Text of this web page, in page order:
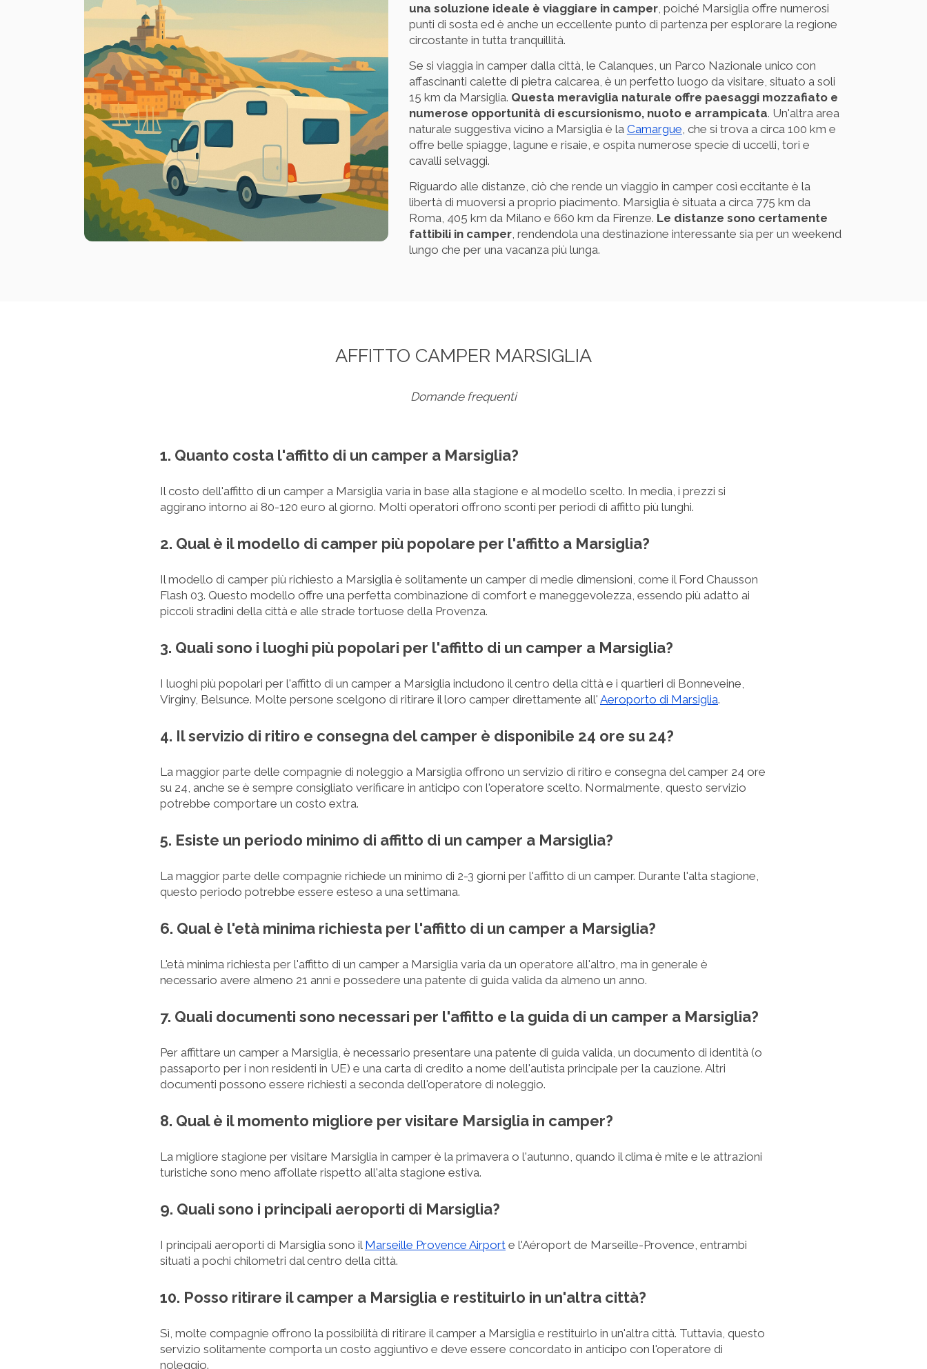
una soluzione ideale è viaggiare in camper, poiché Marsiglia offre numerosi
punti di sosta ed è anche un eccellente punto di partenza per esplorare la regione
circostante in tutta tranquillità.
Se si viaggia in camper dalla città, le Calanques, un Parco Nazionale unico con
affascinanti calette di pietra calcarea, è un perfetto luogo da visitare, situato a soli
15 km da Marsiglia. Questa meraviglia naturale offre paesaggi mozzafiato e
numerose opportunità di escursionismo, nuoto e arrampicata. Un'altra area
naturale suggestiva vicino a Marsiglia è la Camargue , che si trova a circa 100 km e
offre belle spiagge, lagune e risaie, e ospita numerose specie di uccelli, tori e
cavalli selvaggi.
Riguardo alle distanze, ciò che rende un viaggio in camper così eccitante è la
libertà di muoversi a proprio piacimento. Marsiglia è situata a circa 775 km da
Roma, 405 km da Milano e 660 km da Firenze. Le distanze sono certamente
fattibili in camper, rendendola una destinazione interessante sia per un weekend
lungo che per una vacanza più lunga.
AFFITTO CAMPER MARSIGLIA
Domande frequenti
1. Quanto costa l'affitto di un camper a Marsiglia?
Il costo dell'affitto di un camper a Marsiglia varia in base alla stagione e al modello scelto. In media, i prezzi si
aggirano intorno ai 80-120 euro al giorno. Molti operatori offrono sconti per periodi di affitto più lunghi.
2. Qual è il modello di camper più popolare per l'affitto a Marsiglia?
Il modello di camper più richiesto a Marsiglia è solitamente un camper di medie dimensioni, come il Ford Chausson
Flash 03. Questo modello offre una perfetta combinazione di comfort e maneggevolezza, essendo più adatto ai
piccoli stradini della città e alle strade tortuose della Provenza.
3. Quali sono i luoghi più popolari per l'affitto di un camper a Marsiglia?
I luoghi più popolari per l'affitto di un camper a Marsiglia includono il centro della città e i quartieri di Bonneveine,
Virginy, Belsunce. Molte persone scelgono di ritirare il loro camper direttamente all' Aeroporto di Marsiglia.
4. Il servizio di ritiro e consegna del camper è disponibile 24 ore su 24?
La maggior parte delle compagnie di noleggio a Marsiglia offrono un servizio di ritiro e consegna del camper 24 ore
su 24, anche se è sempre consigliato verificare in anticipo con l'operatore scelto. Normalmente, questo servizio
potrebbe comportare un costo extra.
5. Esiste un periodo minimo di affitto di un camper a Marsiglia?
La maggior parte delle compagnie richiede un minimo di 2-3 giorni per l'affitto di un camper. Durante l'alta stagione,
questo periodo potrebbe essere esteso a una settimana.
6. Qual è l'età minima richiesta per l'affitto di un camper a Marsiglia?
L'età minima richiesta per l'affitto di un camper a Marsiglia varia da un operatore all'altro, ma in generale è
necessario avere almeno 21 anni e possedere una patente di guida valida da almeno un anno.
7. Quali documenti sono necessari per l'affitto e la guida di un camper a Marsiglia?
Per affittare un camper a Marsiglia, è necessario presentare una patente di guida valida, un documento di identità (o
passaporto per i non residenti in UE) e una carta di credito a nome dell'autista principale per la cauzione. Altri
documenti possono essere richiesti a seconda dell'operatore di noleggio.
8. Qual è il momento migliore per visitare Marsiglia in camper?
La migliore stagione per visitare Marsiglia in camper è la primavera o l'autunno, quando il clima è mite e le attrazioni
turistiche sono meno affollate rispetto all'alta stagione estiva.
9. Quali sono i principali aeroporti di Marsiglia?
I principali aeroporti di Marsiglia sono il Marseille Provence Airport e l'Aéroport de Marseille-Provence, entrambi
situati a pochi chilometri dal centro della città.
10. Posso ritirare il camper a Marsiglia e restituirlo in un'altra città?
Sì, molte compagnie offrono la possibilità di ritirare il camper a Marsiglia e restituirlo in un'altra città. Tuttavia, questo
servizio solitamente comporta un costo aggiuntivo e deve essere concordato in anticipo con l'operatore di
noleggio.